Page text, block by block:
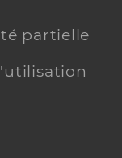
partielle